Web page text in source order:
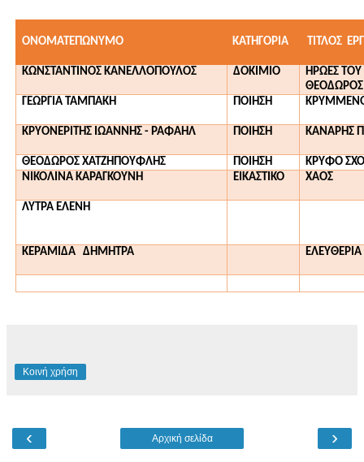
ΟΝΟΜΑΤΕΠΩΝΥΜΟ ΚΑΤΗΓΟΡΙΑ ΤΙΤΛΟΣ
ΚΩΝΣΤΑΝΤΙΝΟΣ ΚΑΝΕΛΛΟΠΟΥΛΟΣ ΔΟΚΙΜΙΟ
ΗΡΩΕΣ ΤΟΥ
ΓΕΩΡΓΙΑ ΤΑΜΠΑΚΗ
ΠΟΙΗΣΗ
ΚΡΥΟΝΕΡΙΤΗΣ ΙΩΑΝΝΗΣ-ΡΑΦΑΗΛ ΠΟΙΗΣΗ ΚΑΝΑΡΗΣ
ΘΕΟΔΩΡΟΣ ΧΑΤΖΗΠΟΥΦΛΗΣ ΠΟΙΗΣΗ
ΚΡΥΦΟ
ΝΙΚΟΛΙΝΑ ΚΑΡΑΓΚΟΥΝΗ
ΕΙΚΑΣΤΙΚΟ ΧΑΟΣ
ΛΥΤΡΑ ΕΛΕΝΗ
ΚΕΡΑΜΙΔΑ ΔΗΜΗΤΡΑ
Κοινή χρήση
‹ ›
Αρχική σελίδα